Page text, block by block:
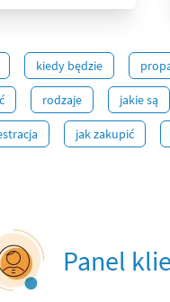
kiedy będzie
rodzaje jakie są
jak zakupić
Panel